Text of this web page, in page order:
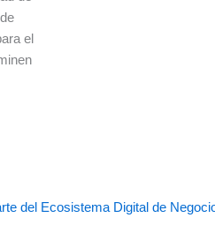
el
del Ecosistema Digital de